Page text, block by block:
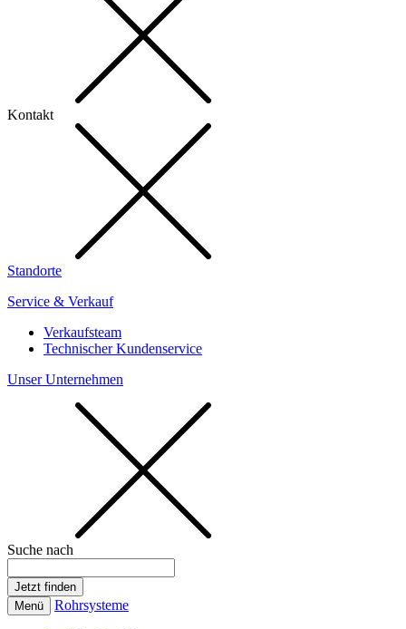
Kontakt
Standorte
Service & Verkauf
Verkaufsteam
Technischer Kundenservice
Unser Unternehmen
Suche nach
Menü Rohrsysteme